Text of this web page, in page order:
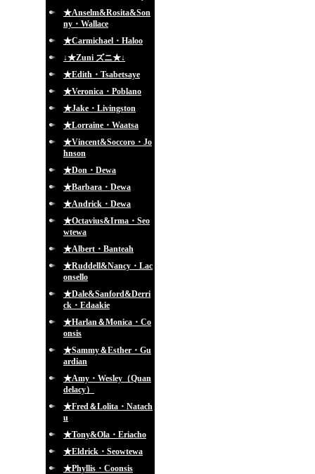
★Anselm&Rosita&Son
ny・Wallace
★Carmichael・Haloo
↓★Zuni ズニ★↓
★Edith・Tsabetsaye
★Veronica・Poblano
★Jake・Livingston
★Lorraine・Waatsa
★Vincent&Soccoro・Jo
hnson
★Don・Dewa
★Barbara・Dewa
★Andrick・Dewa
★Octavius&Irma・Seo
wtewa
★Albert・Banteah
★Ruddell&Nancy・Lac
onsello
★Dale&Sanford&Derri
ck・Edaakie
★Harlan＆Monica・Co
onsis
★Sammy＆Esther・Gu
ardian
★Amy・Wesley（Quan
delacy）
★Fred＆Lolita・Natach
u
★Tony&Ola・Eriacho
★Eldrick・Seowtewa
★Phyllis・Coonsis